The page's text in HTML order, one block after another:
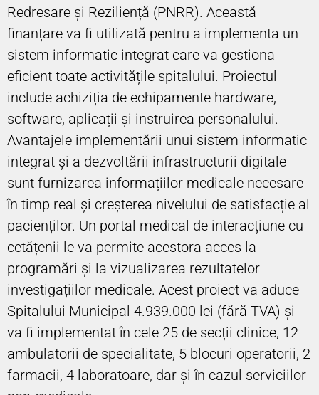
Redresare și Reziliență (PNRR). Această
finanțare va fi utilizată pentru a implementa un
sistem informatic integrat care va gestiona
eficient toate activitățile spitalului. Proiectul
include achiziția de echipamente hardware,
software, aplicații și instruirea personalului.
Avantajele implementării unui sistem informatic
integrat și a dezvoltării infrastructurii digitale
sunt furnizarea informațiilor medicale necesare
în timp real și creșterea nivelului de satisfacție al
pacienților. Un portal medical de interacțiune cu
cetățenii le va permite acestora acces la
programări și la vizualizarea rezultatelor
investigațiilor medicale. Acest proiect va aduce
Spitalului Municipal 4.939.000 lei (fără TVA) și
va fi implementat în cele 25 de secții clinice, 12
ambulatorii de specialitate, 5 blocuri operatorii, 2
farmacii, 4 laboratoare, dar și în cazul serviciilor